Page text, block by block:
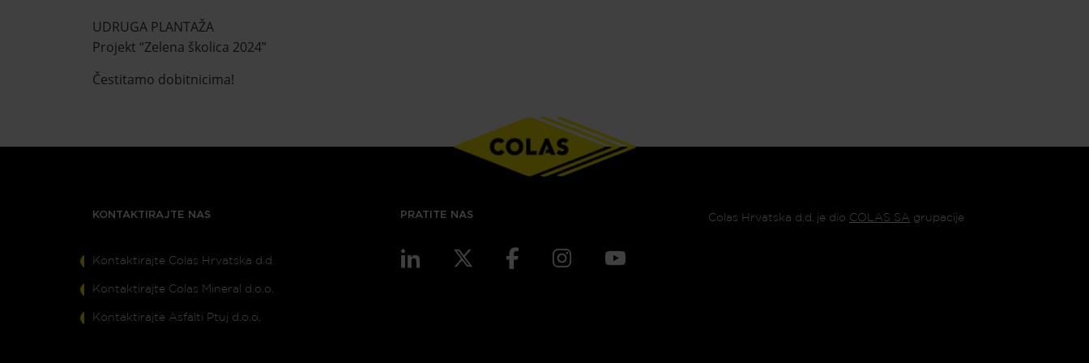
UDRUGA PLANTAŽA
Projekt “Zelena školica 2024”
Čestitamo dobitnicima!
KONTAKTIRAJTE NAS
Kontaktirajte Colas Hrvatska d.d.
Kontaktirajte Colas Mineral d.o.o.
Kontaktirajte Asfalti Ptuj d.o.o.
PRATITE NAS Colas Hrvatska d.d. je dio COLAS SA grupacije